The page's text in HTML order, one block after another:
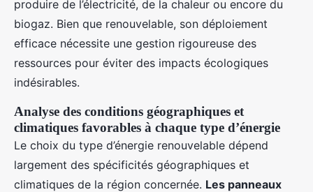
produire de l’électricité, de la chaleur ou encore du
biogaz. Bien que renouvelable, son déploiement
efficace nécessite une gestion rigoureuse des
ressources pour éviter des impacts écologiques
indésirables.
Analyse des conditions géographiques et
climatiques favorables à chaque type d’énergie
Le choix du type d’énergie renouvelable dépend
largement des spécificités géographiques et
climatiques de la région concernée. Les panneaux